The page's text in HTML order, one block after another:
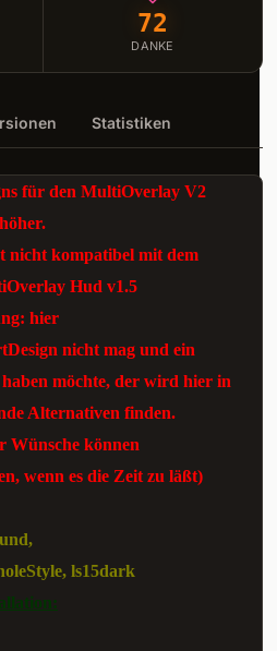
72
DANKE
Statistiken
für den MultiOverlay V2
nicht kompatibel mit dem
Hud v1.5
hier
nicht mag und ein
möchte, der wird hier in
Alternativen finden.
Wünsche können
wenn es die Zeit zu läßt)
,
, ls15dark